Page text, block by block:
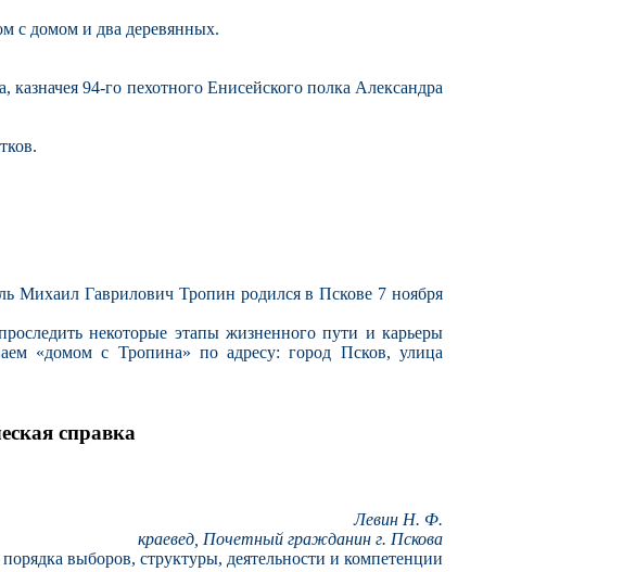
с домом и два деревянных.
94-го пехотного Енисейского полка Александра
Михаил Гаврилович Тропин родился в Пскове 7 ноября
некоторые этапы жизненного пути и карьеры
«домом с Тропина» по адресу: город Псков, улица
справка
Левин Н. Ф.
краевед, Почетный гражданин г. Пскова
выборов, структуры, деятельности и компетенции